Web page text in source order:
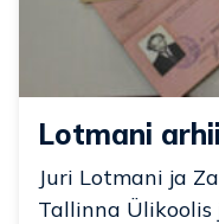
Lotmani
Juri Lotmani ja
Tallinna